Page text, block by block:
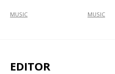
MUSIC MUSIC
EDITOR